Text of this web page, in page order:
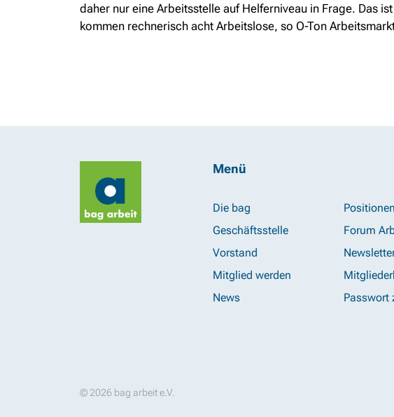
daher nur eine Arbeitsstelle auf Helferniveau in Frage. Das
kommen rechnerisch acht Arbeitslose, so O-Ton
Menü
Die bag
Geschäftsstelle
Vorstand
Mitglied werden
News
Positionen
Forum
Passwort
© 2026 bag arbeit e.V.